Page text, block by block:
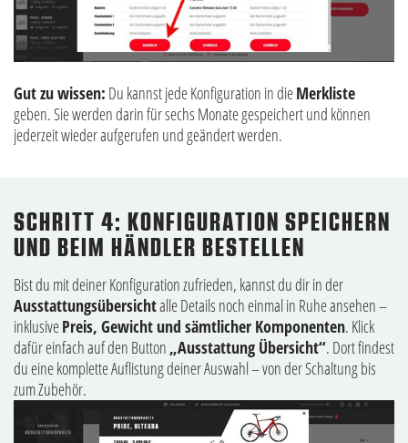
Gut zu wissen: Du kannst jede Konfiguration in dieMerkliste
geben. Sie werden darin für sechs Monate gespeichert und können
jederzeit wieder aufgerufen und geändert werden.
SCHRITT 4: KONFIGURATION SPEICHERN
UND BEIM HÄNDLER BESTELLEN
Bist du mit deiner Konfiguration zufrieden, kannst du dir in der
Ausstattungsübersichtalle Details noch einmal in Ruhe ansehen –
inklusivePreis, Gewicht und sämtlicher Komponenten. Klick
dafür einfach auf den Button „Ausstattung Übersicht“. Dort findest
du eine komplette Auflistung deiner Auswahl – von der Schaltung bis
zum Zubehör.